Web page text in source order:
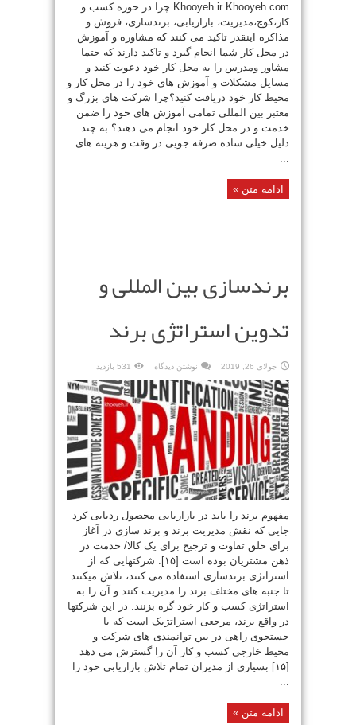
Khooyeh.ir Khooyeh.com چرا در حوزه کسب و
کار،کوچ،مدیریت، بازاریابی، برندسازی، فروش و
مذاکره اینقدر تاکید می کنند که مشاوره و آموزش
در محل کار شما انجام گیرد و تاکید دارند که حتما
مشاور ومدرس را به محل کار خود دعوت کنید و
مسایل مشکلات و آموزش های خود را در محل کار و
محیط کار خود دریافت کنید؟چرا شرکت های بزرگ و
معتبر بین المللی تمامی آموزش های خود را ضمن
خدمت و در محل کار خود انجام می دهند؟ به چند
دلیل خیلی ساده صرفه جویی در وقت و هزینه های
...
ادامه متن »
برندسازی بین المللی و
تدوین استراتژی برند
جولای 26, 2019 نوشتن دیدگاه 531 بازدید
مفهوم برند را باید در بازاریابی محصول ردیابی کرد
جایی که نقش مدیریت برند و برند سازی در آغاز
برای خلق تفاوت و ترجیح برای یک کالا/ خدمت در
ذهن مشتریان بوده است [۱۵]. شرکتهایی که از
استراتژی برندسازی استفاده می کنند، تلاش میکنند
تا جنبه های مختلف برند را مدیریت کنند و آن را به
استراتژی کسب و کار خود گره بزنند. در این شرکتها
در واقع برند، مرجعی استراتژیک است که با
جستجوی راهی در بین توانمندی های شرکت و
محیط خارجی کسب و کار آن را گسترش می دهد
[۱۵] بسیاری از مدیران تمام تلاش بازاریابی خود را
ادامه متن »